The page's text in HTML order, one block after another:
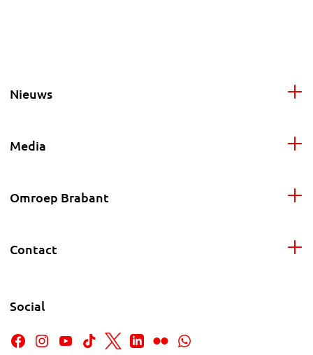
Nieuws
Media
Omroep Brabant
Contact
Social